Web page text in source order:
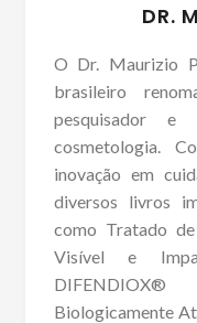
DR.
O Dr. Maurizio
brasileiro
pesquisador e
cosmetologia.
inovação em
diversos livros
como Tratado
Visível e
Biologicamente